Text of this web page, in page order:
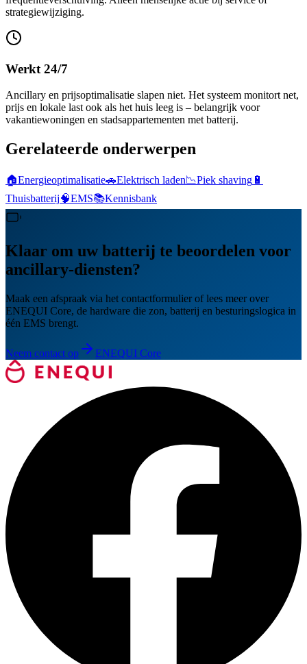
strategiewijziging.
Werkt 24/7
Ancillary en prijsoptimalisatie slapen niet. Het systeem monitort net,
prijs en lokale last ook als het huis leeg is – belangrijk voor
vakantiewoningen en stadsappartementen met batterij.
Gerelateerde onderwerpen
🏠Energieoptimalisatie🚗Elektrisch laden📉Piek shaving 🔋
Thuisbatterij🧠EMS📚Kennisbank
Klaar om uw batterij te beoordelen voor
ancillary-diensten?
Maak een afspraak via het contactformulier of lees meer over
ENEQUI Core, de hardware die zon, batterij en besturingslogica in
één EMS brengt.
Neem contact op ENEQUI Core